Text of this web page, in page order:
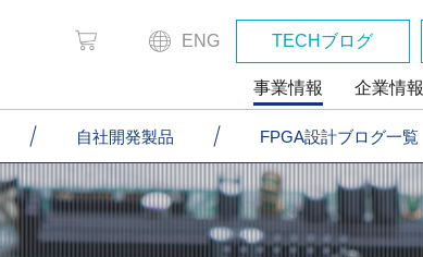
事業情報 企業情報
ENG TECHブログ
自社開発製品 FPGA設計ブログ一覧
自社開発製品 FPGA設計ブログ一覧